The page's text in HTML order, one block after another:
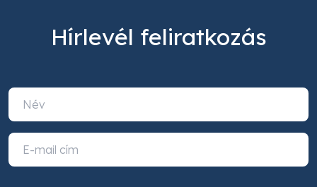
Hírlevél feliratkozás